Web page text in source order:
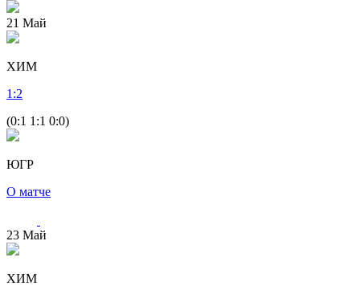
21 Май
ХИМ
1 :2
(0:1 1:1 0:0)
ЮГР
О матче
23 Май
ХИМ